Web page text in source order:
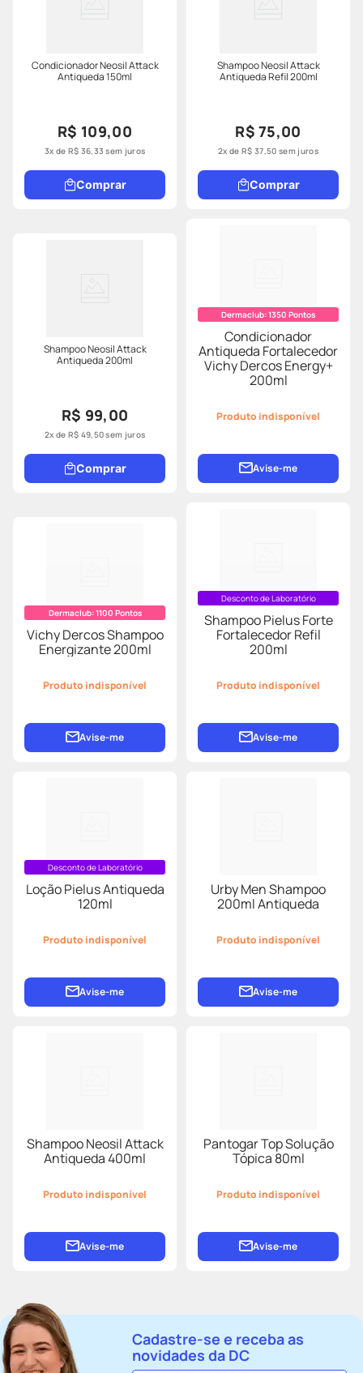
Condicionador Neosil Attack
Antiqueda 150ml
R$ 109,00
3x de R$ 36,33 sem juros
Comprar
Shampoo Neosil Attack
Antiqueda Refil 200ml
R$ 75,00
2x deR$ 37,50 sem juros
Comprar
Shampoo Neosil Attack
Antiqueda 200ml
R$ 99,00
2x de R$ 49,50sem juros
Comprar
Dermaclub:1350 Pontos
Condicionador
Antiqueda Fortalecedor
Vichy Dercos Energy+
200ml
Produto indisponível
Avise-me
Dermaclub:1100 Pontos
Vichy Dercos Shampoo
Energizante 200ml
Produto indisponível
Avise-me
Desconto de Laboratório
Shampoo Pielus Forte
Fortalecedor Refil
200ml
Produto indisponível
Avise-me
Desconto de Laboratório
Loção Pielus Antiqueda
120ml
Produto indisponível
Avise-me
Urby Men Shampoo
200ml Antiqueda
Produto indisponível
Avise-me
Shampoo Neosil Attack
Antiqueda 400ml
Produto indisponível
Avise-me
Pantogar Top Solução
Tópica 80ml
Produto indisponível
Avise-me
Cadastre-se e receba as
novidades da DC